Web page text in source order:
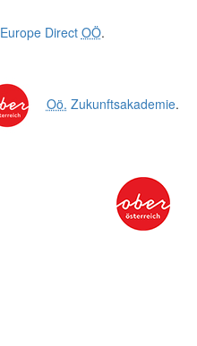
Europe Direct OÖ.
Oö. Zukunftsakademie.